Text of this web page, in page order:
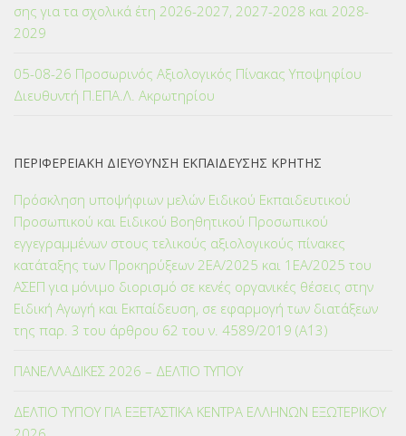
σης για τα σχολικά έτη 2026-2027, 2027-2028 και 2028-
2029
05-08-26 Προσωρινός Αξιολογικός Πίνακας Υποψηφίου
Διευθυντή Π.ΕΠΑ.Λ. Ακρωτηρίου
ΠΕΡΙΦΕΡΕΙΑΚΗ ΔΙΕΥΘΥΝΣΗ ΕΚΠΑΙΔΕΥΣΗΣ ΚΡΗΤΗΣ
Πρόσκληση υποψήφιων μελών Ειδικού Εκπαιδευτικού
Προσωπικού και Ειδικού Βοηθητικού Προσωπικού
εγγεγραμμένων στους τελικούς αξιολογικούς πίνακες
κατάταξης των Προκηρύξεων 2ΕΑ/2025 και 1ΕΑ/2025 του
ΑΣΕΠ για μόνιμο διορισμό σε κενές οργανικές θέσεις στην
Ειδική Αγωγή και Εκπαίδευση, σε εφαρμογή των διατάξεων
της παρ. 3 του άρθρου 62 του ν. 4589/2019 (Α΄13)
ΠΑΝΕΛΛΑΔΙΚΕΣ 2026 – ΔΕΛΤΙΟ ΤΥΠΟΥ
ΔΕΛΤΙΟ ΤΥΠΟΥ ΓΙΑ ΕΞΕΤΑΣΤΙΚΑ ΚΕΝΤΡΑ ΕΛΛΗΝΩΝ ΕΞΩΤΕΡΙΚΟΥ